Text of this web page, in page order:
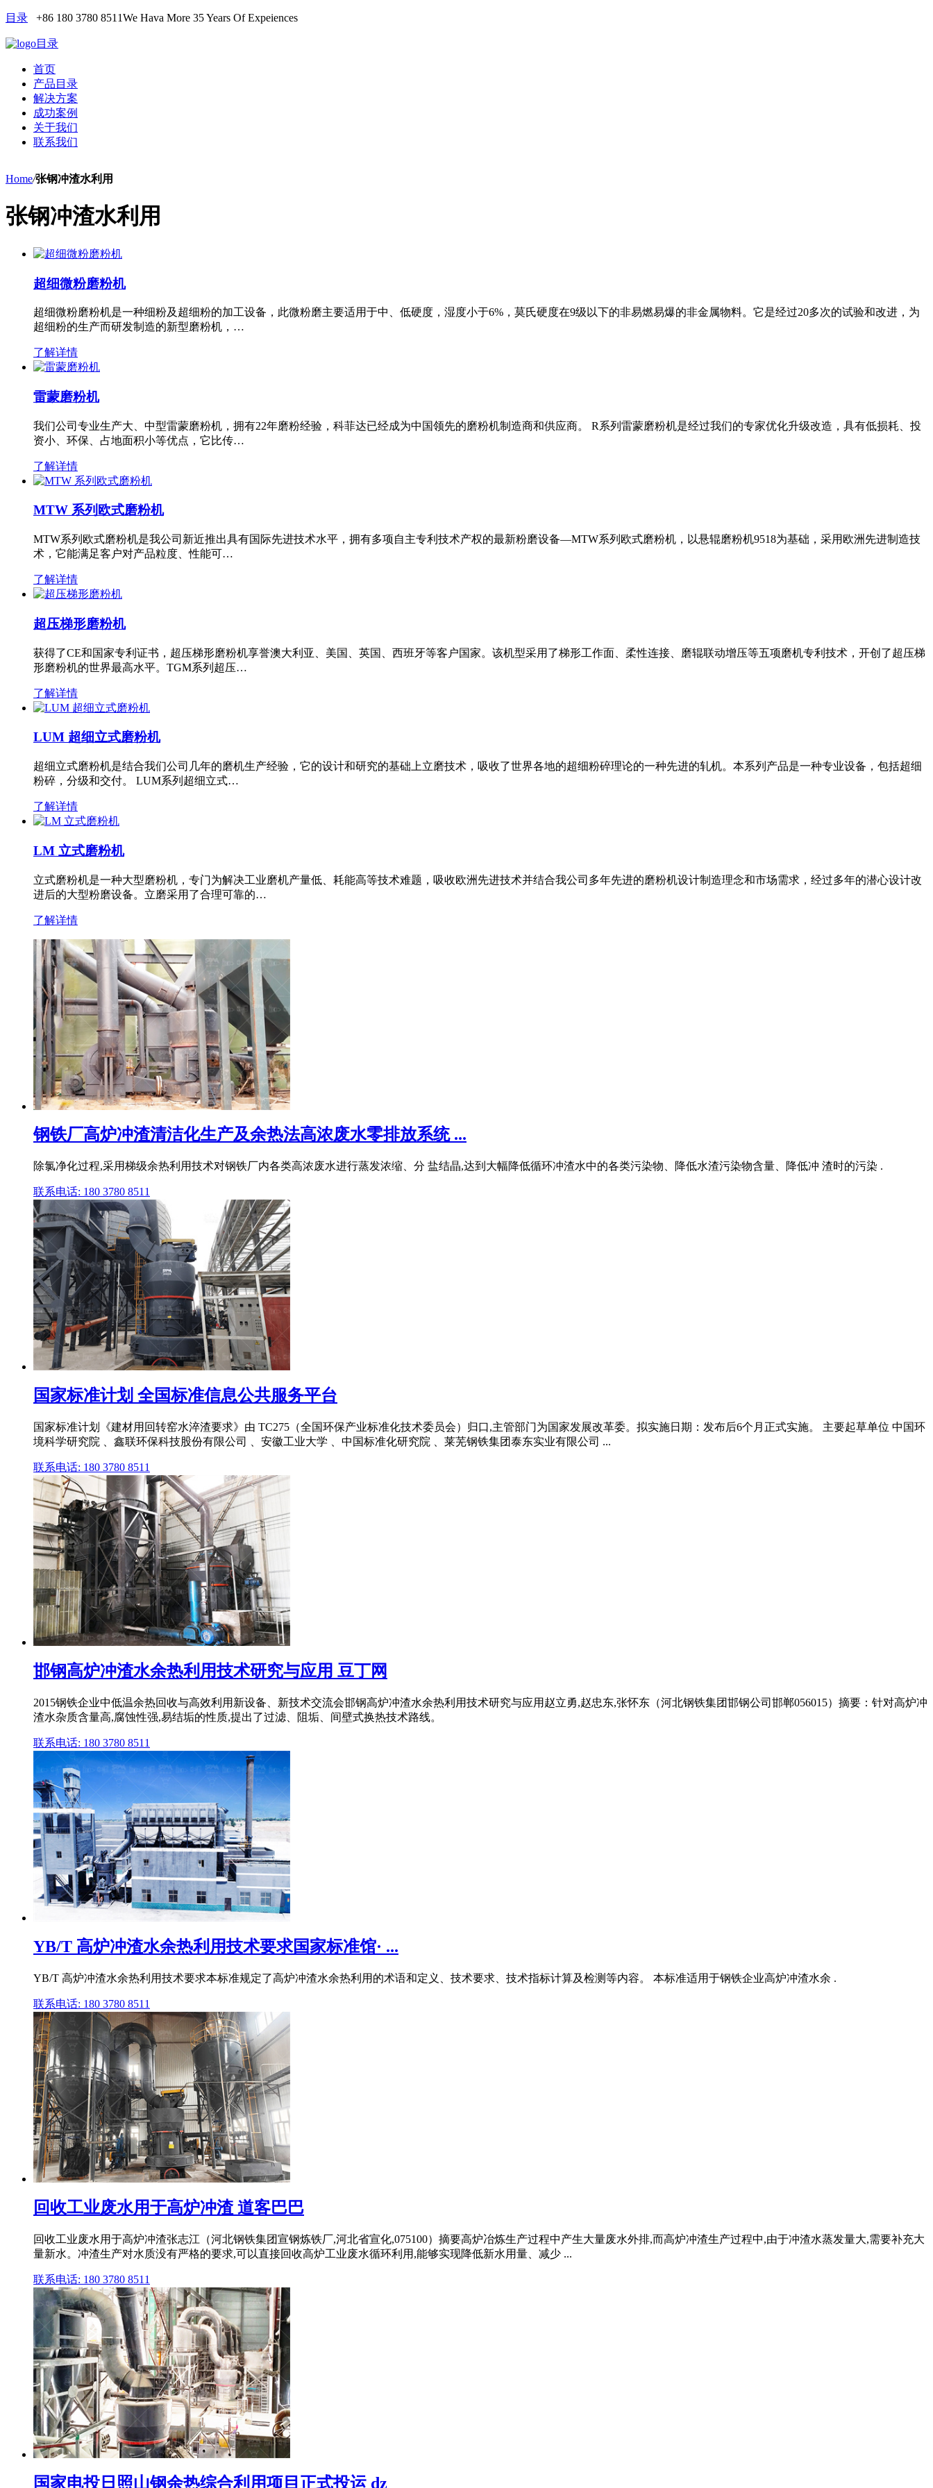
目录 +86 180 3780 8511We Hava More 35 Years Of Expeiences
目录
首页
产品目录
解决方案
成功案例
关于我们
联系我们
Home/张钢冲渣水利用
张钢冲渣水利用
超细微粉磨粉机
超细微粉磨粉机是一种细粉及超细粉的加工设备，此微粉磨主要适用于中、低硬度，湿度小于6%，莫氏硬度在9级以下的非易燃易爆的非金属物料。它是经过20多次的试验和改进，为
超细粉的生产而研发制造的新型磨粉机，…
了解详情
雷蒙磨粉机
我们公司专业生产大、中型雷蒙磨粉机，拥有22年磨粉经验，科菲达已经成为中国领先的磨粉机制造商和供应商。 R系列雷蒙磨粉机是经过我们的专家优化升级改造，具有低损耗、投
资小、环保、占地面积小等优点，它比传…
了解详情
MTW 系列欧式磨粉机
MTW系列欧式磨粉机是我公司新近推出具有国际先进技术水平，拥有多项自主专利技术产权的最新粉磨设备—MTW系列欧式磨粉机，以悬辊磨粉机9518为基础，采用欧洲先进制造技
术，它能满足客户对产品粒度、性能可…
了解详情
超压梯形磨粉机
获得了CE和国家专利证书，超压梯形磨粉机享誉澳大利亚、美国、英国、西班牙等客户国家。该机型采用了梯形工作面、柔性连接、磨辊联动增压等五项磨机专利技术，开创了超压梯
形磨粉机的世界最高水平。TGM系列超压…
了解详情
LUM 超细立式磨粉机
超细立式磨粉机是结合我们公司几年的磨机生产经验，它的设计和研究的基础上立磨技术，吸收了世界各地的超细粉碎理论的一种先进的轧机。本系列产品是一种专业设备，包括超细
粉碎，分级和交付。 LUM系列超细立式…
了解详情
LM 立式磨粉机
立式磨粉机是一种大型磨粉机，专门为解决工业磨机产量低、耗能高等技术难题，吸收欧洲先进技术并结合我公司多年先进的磨粉机设计制造理念和市场需求，经过多年的潜心设计改
进后的大型粉磨设备。立磨采用了合理可靠的…
了解详情
钢铁厂高炉冲渣清洁化生产及余热法高浓废水零排放系统 ...
除氯净化过程,采用梯级余热利用技术对钢铁厂内各类高浓废水进行蒸发浓缩、分 盐结晶,达到大幅降低循环冲渣水中的各类污染物、降低水渣污染物含量、降低冲 渣时的污染 .
联系电话: 180 3780 8511
国家标准计划 全国标准信息公共服务平台
国家标准计划《建材用回转窑水淬渣要求》由 TC275（全国环保产业标准化技术委员会）归口,主管部门为国家发展改革委。拟实施日期：发布后6个月正式实施。 主要起草单位 中国环
境科学研究院 、鑫联环保科技股份有限公司 、安徽工业大学 、中国标准化研究院 、莱芜钢铁集团泰东实业有限公司 ...
联系电话: 180 3780 8511
邯钢高炉冲渣水余热利用技术研究与应用 豆丁网
2015钢铁企业中低温余热回收与高效利用新设备、新技术交流会邯钢高炉冲渣水余热利用技术研究与应用赵立勇,赵忠东,张怀东（河北钢铁集团邯钢公司邯郸056015）摘要：针对高炉冲
渣水杂质含量高,腐蚀性强,易结垢的性质,提出了过滤、阻垢、间壁式换热技术路线。
联系电话: 180 3780 8511
YB/T 高炉冲渣水余热利用技术要求国家标准馆· ...
YB/T 高炉冲渣水余热利用技术要求本标准规定了高炉冲渣水余热利用的术语和定义、技术要求、技术指标计算及检测等内容。 本标准适用于钢铁企业高炉冲渣水余 .
联系电话: 180 3780 8511
回收工业废水用于高炉冲渣 道客巴巴
回收工业废水用于高炉冲渣张志江（河北钢铁集团宣钢炼铁厂,河北省宣化,075100）摘要高炉冶炼生产过程中产生大量废水外排,而高炉冲渣生产过程中,由于冲渣水蒸发量大,需要补充大
量新水。冲渣生产对水质没有严格的要求,可以直接回收高炉工业废水循环利用,能够实现降低新水用量、减少 ...
联系电话: 180 3780 8511
国家电投日照山钢余热综合利用项目正式投运 dz